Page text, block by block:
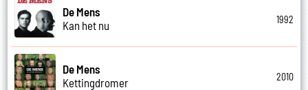
De Mens
Kan het nu
1992
De Mens
Kettingdromer
2010